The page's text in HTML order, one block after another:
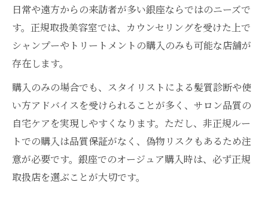
日常や遠方からの来訪者が多い銀座ならではのニーズで
す。正規取扱美容室では、カウンセリングを受けた上で
シャンプーやトリートメントの購入のみも可能な店舗が
存在します。
購入のみの場合でも、スタイリストによる髪質診断や使
い方アドバイスを受けられることが多く、サロン品質の
自宅ケアを実現しやすくなります。ただし、非正規ルー
トでの購入は品質保証がなく、偽物リスクもあるため注
意が必要です。銀座でのオージュア購入時は、必ず正規
取扱店を選ぶことが大切です。